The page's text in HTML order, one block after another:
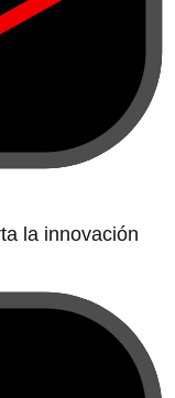
la innovación